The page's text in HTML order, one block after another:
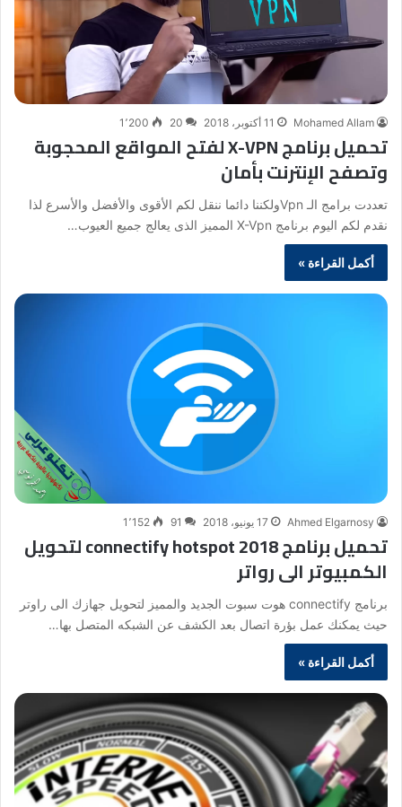
Mohamed Allam 11 أكتوبر، 2018 20 1٬200
تحميل برنامج X-VPN لفتح المواقع المحجوبة
وتصفح الإنترنت بأمان
تعددت برامج الـ Vpnولكننا دائما ننقل لكم الأقوى والأفضل والأسرع لذا
نقدم لكم اليوم برنامج X-Vpn المميز الذى يعالج جميع العيوب…
أكمل القراءة »
Ahmed Elgarnosy 17 يونيو، 2018 91 1٬152
تحميل برنامج connectify hotspot 2018 لتحويل
الكمبيوتر الى رواتر
برنامج connectify هوت سبوت الجديد والمميز لتحويل جهازك الى راوتر
حيث يمكنك عمل بؤرة اتصال بعد الكشف عن الشبكه المتصل بها…
أكمل القراءة »